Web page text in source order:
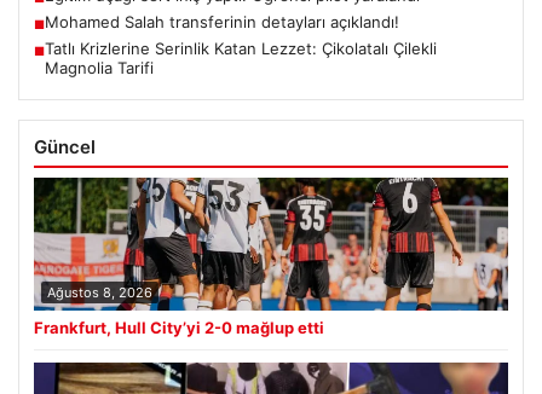
■Mohamed Salah transferinin detayları açıklandı!
■Tatlı Krizlerine Serinlik Katan Lezzet: Çikolatalı Çilekli
Magnolia Tarifi
Güncel
Ağustos 8, 2026
Frankfurt, Hull City’yi 2-0 mağlup etti